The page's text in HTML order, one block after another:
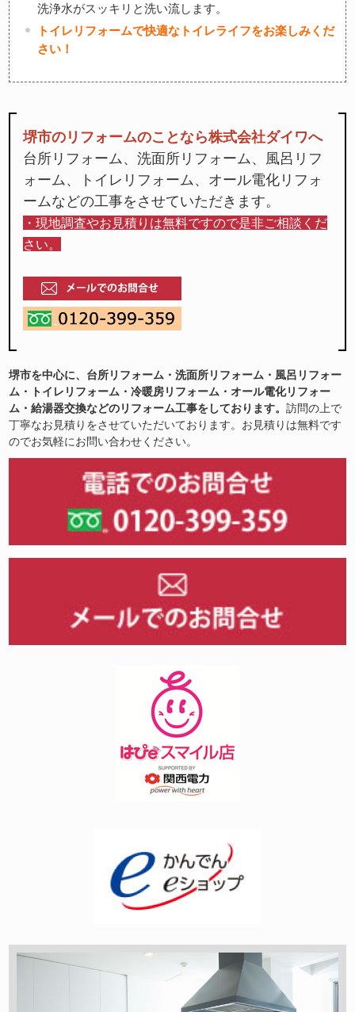
洗浄水がスッキリと洗い流します。
トイレリフォームで快適なトイレライフをお楽しみくだ
さい！
堺市のリフォームのことなら株式会社ダイワへ
台所リフォーム、洗面所リフォーム、風呂リフ
ォーム、トイレリフォーム、オール電化リフォ
ームなどの工事をさせていただきます。
・現地調査やお見積りは無料ですので是非ご相談くだ
さい。
堺市を中心に、台所リフォーム・洗面所リフォーム・風呂リフォー
ム・トイレリフォーム・冷暖房リフォーム・オール電化リフォー
ム・給湯器交換などのリフォーム工事をしております。訪問の上で
丁寧なお見積りをさせていただいております。お見積りは無料です
のでお気軽にお問い合わせください。